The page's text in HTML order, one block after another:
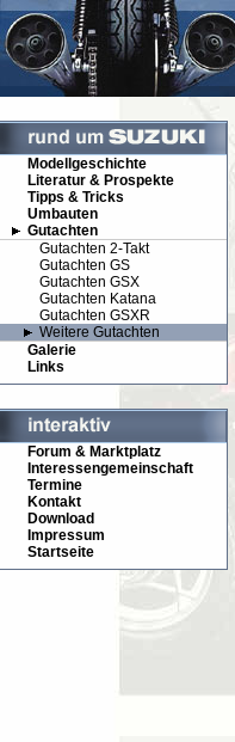
Modellgeschichte
Literatur & Prospekte
Tipps & Tricks
Umbauten
Gutachten
Gutachten 2-Takt
Gutachten GS
Gutachten GSX
Gutachten Katana
Gutachten GSXR
Weitere Gutachten
Galerie
Links
Forum & Marktplatz
Interessengemeinschaft
Termine
Kontakt
Download
Impressum
Startseite